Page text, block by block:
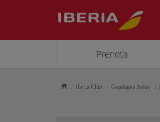
Prenota
Iberia Club Guadagna Avios